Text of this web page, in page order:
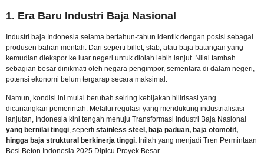
1. Era Baru Industri Baja Nasional
Industri baja Indonesia selama bertahun-tahun identik dengan posisi sebagai
produsen bahan mentah. Dari seperti billet, slab, atau baja batangan yang
kemudian diekspor ke luar negeri untuk diolah lebih lanjut. Nilai tambah
sebagian besar dinikmati oleh negara pengimpor, sementara di dalam negeri,
potensi ekonomi belum tergarap secara maksimal.
Namun, kondisi ini mulai berubah seiring kebijakan hilirisasi yang
dicanangkan pemerintah. Melalui regulasi yang mendukung industrialisasi
lanjutan, Indonesia kini tengah menuju Transformasi Industri Baja Nasional
yang bernilai tinggi, seperti stainless steel, baja paduan, baja otomotif,
hingga baja struktural berkinerja tinggi. Inilah yang menjadi Tren Permintaan
Besi Beton Indonesia 2025 Dipicu Proyek Besar.